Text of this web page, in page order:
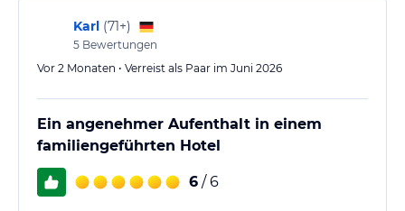
Karl (71+)
5 Bewertungen
Vor 2 Monaten • Verreist als Paar im Juni 2026
Ein angenehmer Aufenthalt in einem
familiengeführten Hotel
6 / 6